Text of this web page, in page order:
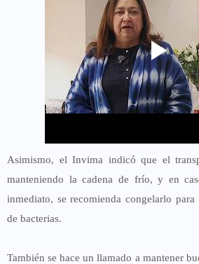
Asimismo, el Invima indicó que el
manteniendo la cadena de frío, y en
inmediato, se recomienda congelarlo
de bacterias.
También se hace un llamado a mantener